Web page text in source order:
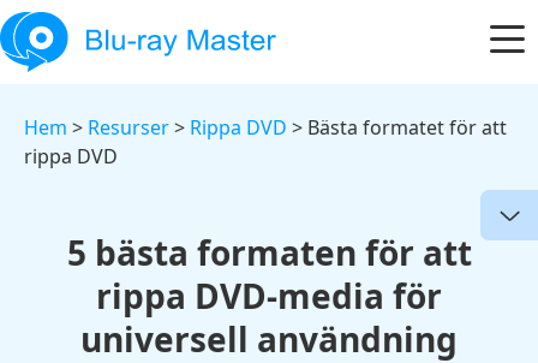
Hem > Resurser> Rippa DVD > Bästa formatet för att
rippa DVD
5 bästa formaten för att
rippa DVD-media för
universell användning